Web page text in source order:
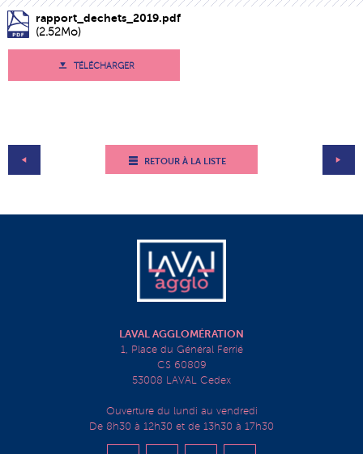
rapport_dechets_2019.pdf
(2.52Mo)
TÉLÉCHARGER
RETOUR À LA LISTE
LAVAL AGGLOMÉRATION
1, Place du Général Ferrié
CS 60809
53008 LAVAL Cedex
Ouverture du lundi au vendredi
De 8h30 à 12h30 et de 13h30 à 17h30